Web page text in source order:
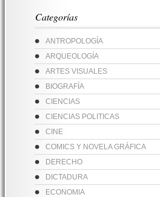
Categorías
ANTROPOLOGÍA
ARQUEOLOGÍA
ARTES VISUALES
BIOGRAFÍA
CIENCIAS
CIENCIAS POLITICAS
CINE
COMICS Y NOVELA GRÁFICA
DERECHO
DICTADURA
ECONOMIA